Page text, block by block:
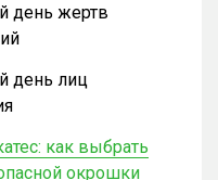
день жертв
день лиц
как выбрать
окрошки